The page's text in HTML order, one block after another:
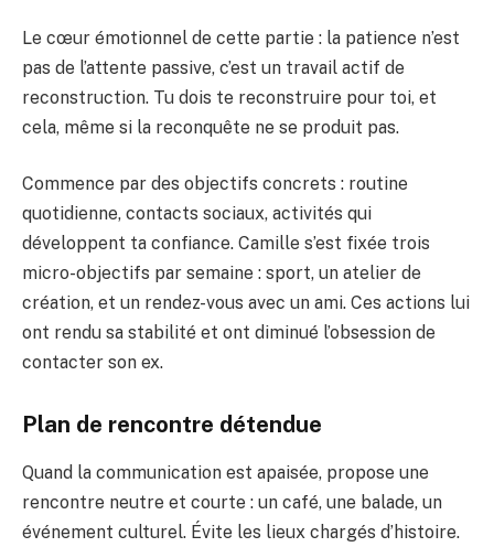
Le cœur émotionnel de cette partie : la patience n’est
pas de l’attente passive, c’est un travail actif de
reconstruction. Tu dois te reconstruire pour toi, et
cela, même si la reconquête ne se produit pas.
Commence par des objectifs concrets : routine
quotidienne, contacts sociaux, activités qui
développent ta confiance. Camille s’est fixée trois
micro-objectifs par semaine : sport, un atelier de
création, et un rendez-vous avec un ami. Ces actions lui
ont rendu sa stabilité et ont diminué l’obsession de
contacter son ex.
Plan de rencontre détendue
Quand la communication est apaisée, propose une
rencontre neutre et courte : un café, une balade, un
événement culturel. Évite les lieux chargés d’histoire.